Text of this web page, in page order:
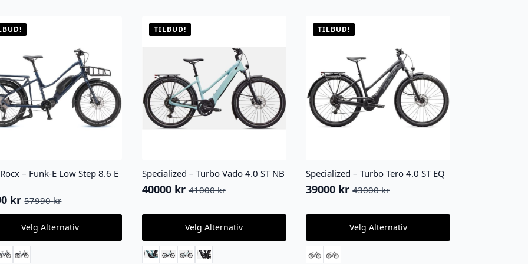
– Funk-E Low Step 8.6 E
57990kr
kr.
kr
kr.
Velg Alternativ
TILBUD!
Specialized – Turbo Vado 4.0 ST NB
41000kr
Opprinnelig
var:
41000 kr.
40000 kr
Nåværende
er:
40000 kr.Velg Alternativ
Dette
har
flere
TILBUD!
Specialized – Turbo Tero 4.0 ST EQ
43000kr
Opprinnelig
var:
43000 kr.
39000 kr
Nåværende
er:
39000 kr.Velg Alternativ
Dette
har
flere